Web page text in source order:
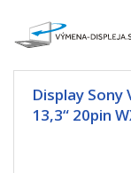
Display Sony
13,3“ 20pin